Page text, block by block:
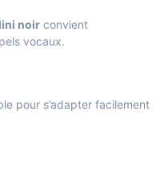
noir convient
vocaux.
pour s’adapter facilement